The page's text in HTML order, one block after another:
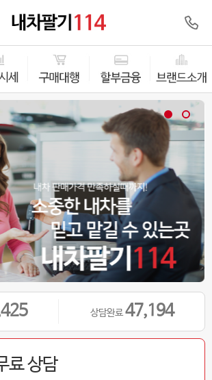
상담완료 47,194
료 상담